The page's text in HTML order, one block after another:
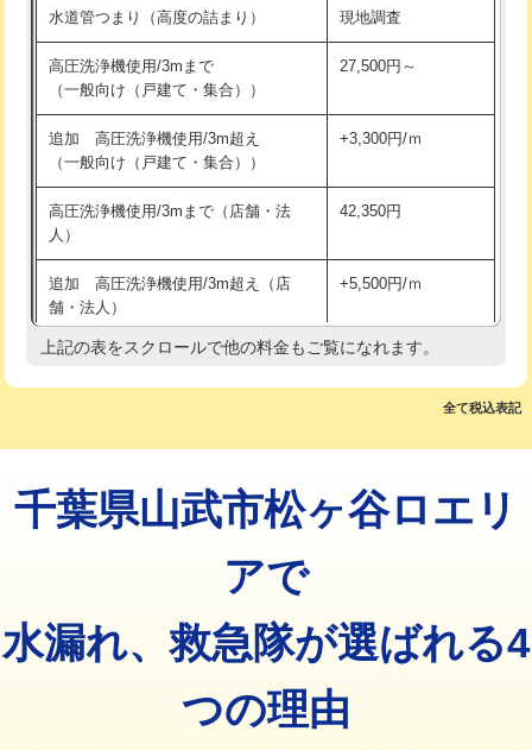
追加人工 16,500円
廃棄・処分 現場見積
※給水管工事は20mmまでの価格です。
持込商品取付（混合水栓）
持込商品取付（浄水器・分岐水栓） 16,500円
業）
排水管工事（追加 排水管工事/3ｍ超
え）
マス交換（土の掘削・埋め戻し作業） 11,000円~
マス交換（深さ50㎝以上） 66,000円
コンクリート斫り（厚さ10㎝超え）
モルタル補修（厚さ10㎝まで） 27,500円
16,500円
水道管つまり（高度の詰まり） 現地調査
高圧洗浄機使用/3mまで
（一般向け（戸建て・集合））
27,500円～
追加 高圧洗浄機使用/3m超え
（一般向け（戸建て・集合））
+3,300円/ｍ
高圧洗浄機使用/3mまで（店舗・法
人）
42,350円
追加 高圧洗浄機使用/3m超え（店
舗・法人）
+5,500円/ｍ
高度高圧洗浄換 現地調査
トーラー機使用/3mまで 33,000円
追加トーラー機使用/3m超え +3,300円
止水・漏水調査・防水処理・清掃・修
11,000円
止水・漏水調査・防水処理・清掃・修
22,000円
上記の表をスクロールで他の料金もご覧になれます。
全て税込表記
千葉県山武市松ヶ谷ロエリ
アで
水漏れ、救急隊が選ばれる4
つの理由